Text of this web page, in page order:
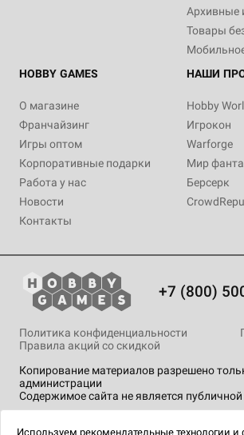
Архивные
Товары
HOBBY GAMES
О магазине
Франчайзинг
Игры оптом
Корпоративные подарки
Работа у нас
Новости
Контакты
НАШИ
Hobby
Игрокон
Warforge
Мир
Берсерк
+7 (800)
Копирование материалов разрешено
администрации
Содержимое сайта не является
Политика конфиденциальности
Правила акций со скидкой
технологии.
Используем рекомендательные технологии и